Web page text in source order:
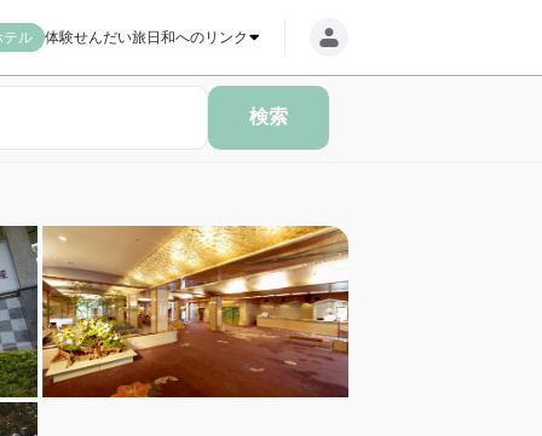
テル 体験せんだい旅日和へのリンク